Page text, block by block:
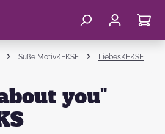
Süße MotivKEKSE LiebesKEKSE
you"